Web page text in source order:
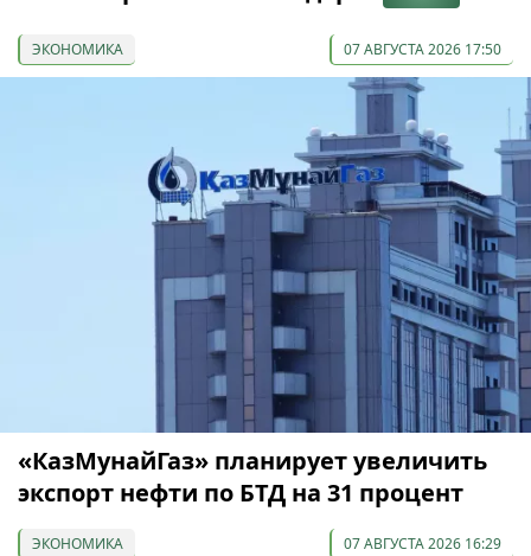
ЭКОНОМИКА 07 АВГУСТА 2026 17:50
«КазМунайГаз» планирует увеличить
экспорт нефти по БТД на 31 процент
ЭКОНОМИКА 07 АВГУСТА 2026 16:29